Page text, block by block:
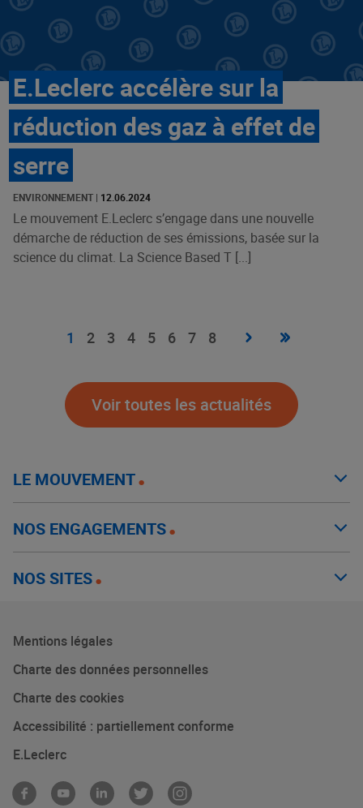
E.Leclerc accélère sur la
réduction des gaz à effet de
serre
ENVIRONNEMENT | 12.06.2024
Le mouvement E.Leclerc s’engage dans une nouvelle
démarche de réduction de ses émissions, basée sur la
science du climat. La Science Based T [...]
Page
1 Page
2 Page
3 Page
4 Page
5 Page
6 Page
7 Page
8
Page
Dernière
»
Voir toutes les actualités
LE MOUVEMENT
NOS ENGAGEMENTS
NOS SITES
Mentions légales
Charte des données personnelles
Charte des cookies
Accessibilité : partiellement conforme
E.Leclerc